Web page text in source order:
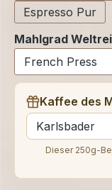
Espresso Pur
Mahlgrad
Kaffee des
auswählen
Dieser 250g-